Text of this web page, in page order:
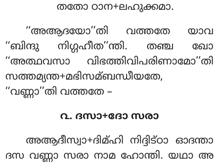
തതോ ഠാന+ലഹുക്കമാ.
‘‘അആദയോ’’തി വത്തതേ യാവ
‘‘ബിന്ദു നിഗ്ഗഹീത’’ന്തി. തഞ്ച ഖോ
‘‘അത്ഥവസാ വിഭത്തിവിപരിണാമോ’’തി
സത്തമ്യന്ത+മഭിസമ്ബന്ധീയതേ,
‘‘വണ്ണാ’’തി വത്തതേ –
൨. ദസാ+ദോ സരാ
അആദീസ്വാ+ദിമ്ഹി നിദ്ദിട്ഠാ ഓദന്താ
ദസ വണ്ണാ സരാ നാമ ഹോന്തി. യഥാ അ